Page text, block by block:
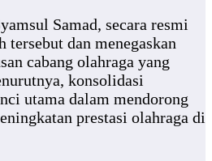
Samad, secara resmi
tersebut dan menegaskan
cabang olahraga yang
konsolidasi
utama dalam mendorong
prestasi olahraga di